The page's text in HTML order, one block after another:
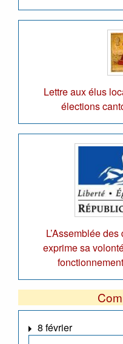
Lettre aux élus
élections
L’Assemblée
exprime sa
8 février